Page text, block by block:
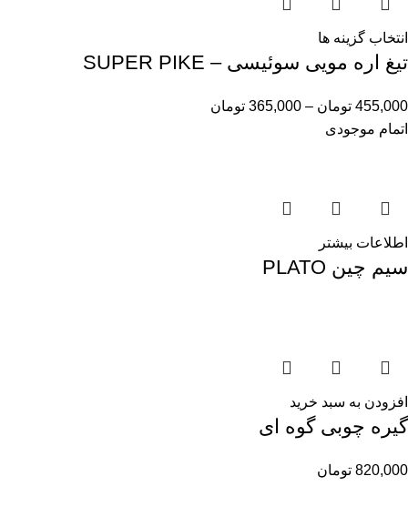
انتخاب گزینه ها
تیغ اره مویی سوئیسی – SUPER PIKE
455,000 تومان –
365,000 تومان
اتمام موجودی
اطلاعات بیشتر
سیم چین PLATO
افزودن به سبد خرید
گیره چوبی گوه ای
820,000 تومان